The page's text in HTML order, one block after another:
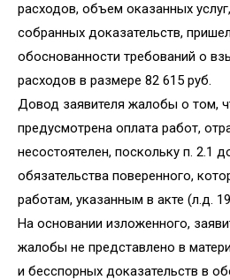
расходов, объем оказанных
собранных доказательств,
обоснованности требований о
расходов в размере 82 615 руб.
Довод заявителя жалобы о том,
предусмотрена оплата работ,
несостоятелен, поскольку п. 2.1
обязательства поверенного,
работам, указанным в акте (л.д.
На основании изложенного,
жалобы не представлено в
и бесспорных доказательств в